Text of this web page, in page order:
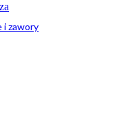
i zawory